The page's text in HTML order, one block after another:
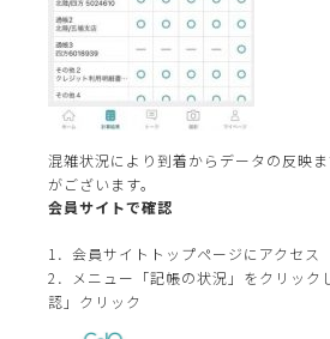
混雑状況により到着からデータの反映
がございます。
会員サイトで確認
1．会員サイトトップページにアクセス
2．メニュー「記帳の状況」をクリック
認」クリック